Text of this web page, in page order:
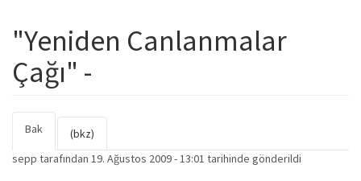
"Yeniden Canlanmalar
Çağı" -
Birincil sekmeler
Bak
sekme)
(bkz)
sepp tarafından 19. Ağustos 2009 - 13:01 tarihinde gönderildi